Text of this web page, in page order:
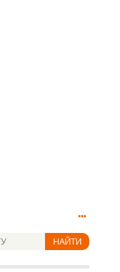
НАЙТИ